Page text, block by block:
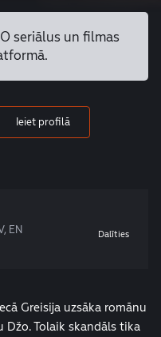
seriālus un filmas
Ieiet profilā
EN Dalīties
Greisija uzsāka romānu
Džo. Tolaik skandāls tika